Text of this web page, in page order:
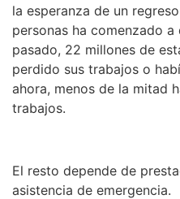
la esperanza de un
personas ha comenzado a
pasado, 22 millones de
perdido sus trabajos o
ahora, menos de la mitad
trabajos.
El resto depende de
asistencia de emergencia.